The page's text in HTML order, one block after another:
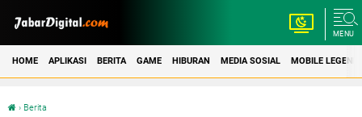
MENU
HOME APLIKASI BERITA GAME HIBURAN MEDIA SOSIAL MOBILE
› Berita